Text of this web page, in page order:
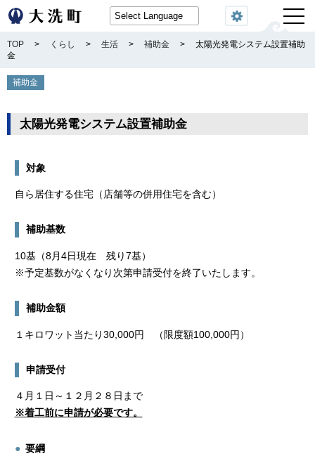
閲覧機能
TOP > くらし > 生活 > 補助金 >
太陽光発電システム設置補助
金
補助金
太陽光発電システム設置補助金
対象
自ら居住する住宅（店舗等の併用住宅を含む）
補助基数
10基（8月4日現在 残り7基）
※予定基数がなくなり次第申請受付を終了いたします。
補助金額
１キロワット当たり30,000円 （限度額100,000円）
申請受付
４月１日～１２月２８日まで
※着工前に申請が必要です。
要綱